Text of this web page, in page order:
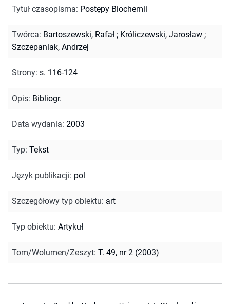
Tytuł czasopisma: Postępy Biochemii
Twórca: Bartoszewski, Rafał ; Króliczewski, Jarosław ;
Szczepaniak, Andrzej
Strony: s. 116-124
Opis: Bibliogr.
Data wydania: 2003
Typ: Tekst
Język publikacji: pol
Szczegółowy typ obiektu: art
Typ obiektu: Artykuł
Tom/Wolumen/Zeszyt: T. 49, nr 2 (2003)